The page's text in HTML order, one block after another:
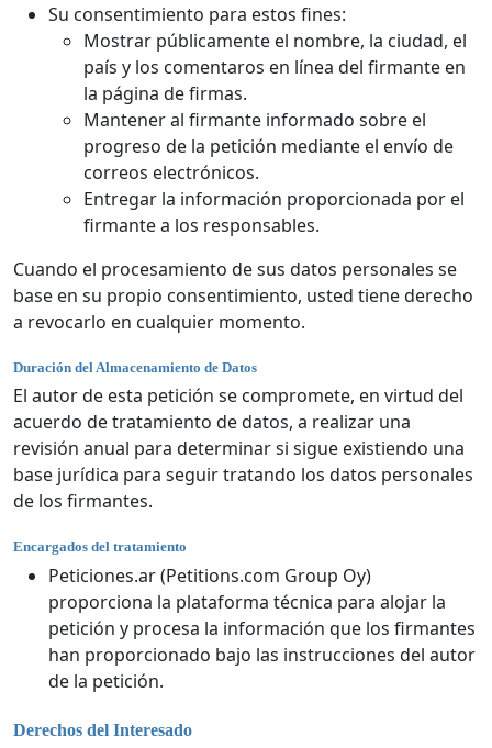
Su consentimiento para estos fines:
Mostrar públicamente el nombre, la ciudad, el
país y los comentaros en línea del firmante en
la página de firmas.
Mantener al firmante informado sobre el
progreso de la petición mediante el envío de
correos electrónicos.
Entregar la información proporcionada por el
firmante a los responsables.
Cuando el procesamiento de sus datos personales se
base en su propio consentimiento, usted tiene derecho
a revocarlo en cualquier momento.
Duración del Almacenamiento de Datos
El autor de esta petición se compromete, en virtud del
acuerdo de tratamiento de datos, a realizar una
revisión anual para determinar si sigue existiendo una
base jurídica para seguir tratando los datos personales
de los firmantes.
Encargados del tratamiento
Peticiones.ar (Petitions.com Group Oy)
proporciona la plataforma técnica para alojar la
petición y procesa la información que los firmantes
han proporcionado bajo las instrucciones del autor
de la petición.
Derechos del Interesado